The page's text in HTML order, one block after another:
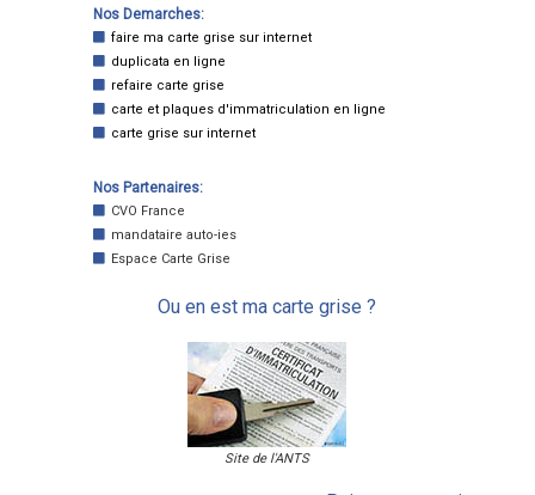
Nos Demarches:
faire ma carte grise sur internet
duplicata en ligne
refaire carte grise
carte et plaques d'immatriculation en ligne
carte grise sur internet
Nos Partenaires:
CVO France
mandataire auto-ies
Espace Carte Grise
Ou en est ma carte grise ?
Site de l'ANTS